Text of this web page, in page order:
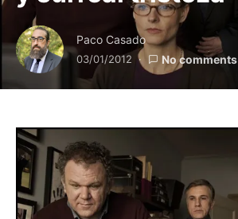
Paco Casado
03/01/2012 No comments